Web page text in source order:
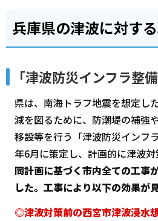
兵庫県の津波に対す
「津波防災インフラ整
県は、南海トラフ地震を想定し
減を図るために、防潮堤の補強
移設等を行う「津波防災インフ
年6月に策定し、計画的に津波対
同計画に基づく市内全ての工事
した。工事により以下の効果が
◎津波対策前の西宮市津波浸水